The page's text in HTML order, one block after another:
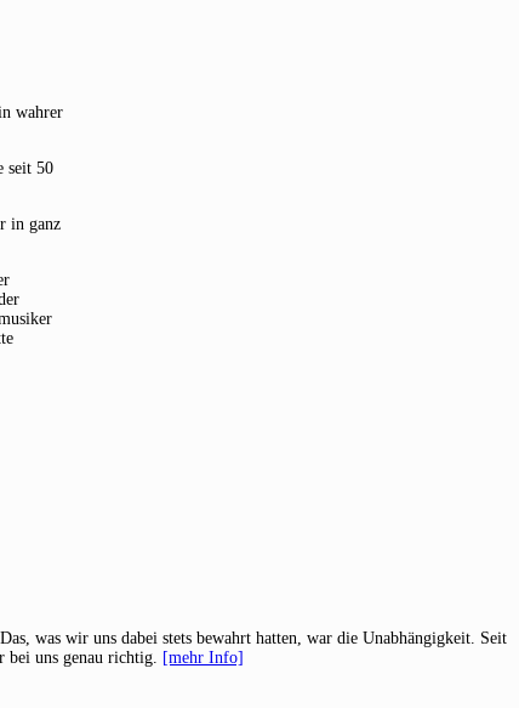
wahrer
seit 50
in ganz
was wir uns dabei stets bewahrt hatten, war die Unabhängigkeit. Seit
bei uns genau richtig. [mehr Info]